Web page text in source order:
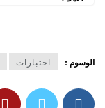
الوسوم : اختبارات